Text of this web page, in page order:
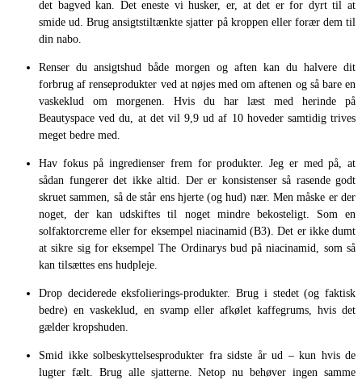
det bagved kan. Det eneste vi husker, er, at det er for dyrt til at
smide ud. Brug ansigtstiltænkte sjatter på kroppen eller forær dem til
din nabo.
Renser du ansigtshud både morgen og aften kan du halvere dit
forbrug af renseprodukter ved at nøjes med om aftenen og så bare en
vaskeklud om morgenen. Hvis du har læst med herinde på
Beautyspace ved du, at det vil 9,9 ud af 10 hoveder samtidig trives
meget bedre med.
Hav fokus på ingredienser frem for produkter. Jeg er med på, at
sådan fungerer det ikke altid. Der er konsistenser så rasende godt
skruet sammen, så de står ens hjerte (og hud) nær. Men måske er der
noget, der kan udskiftes til noget mindre bekosteligt. Som en
solfaktorcreme eller for eksempel niacinamid (B3). Det er ikke dumt
at sikre sig for eksempel The Ordinarys bud på niacinamid, som så
kan tilsættes ens hudpleje.
Drop deciderede eksfolierings-produkter. Brug i stedet (og faktisk
bedre) en vaskeklud, en svamp eller afkølet kaffegrums, hvis det
gælder kropshuden.
Smid ikke solbeskyttelsesprodukter fra sidste år ud – kun hvis de
lugter fælt. Brug alle sjatterne. Netop nu behøver ingen samme